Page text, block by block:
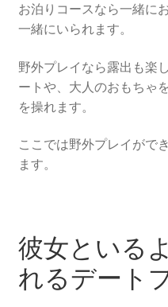
お泊りコースなら一緒に
一緒にいられます。
野外プレイなら露出も楽
ートや、大人のおもちゃ
を操れます。
ここでは野外プレイがで
ます。
彼女といる
れるデート